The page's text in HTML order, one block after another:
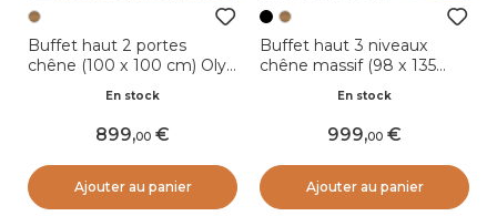
Buffet haut 2 portes
chêne (100 x 100 cm) Olys
En stock
899,00
Ajouter au panier
Buffet haut 3 niveaux
chêne massif (98 x 135
En stock
999,00
Ajouter au panier